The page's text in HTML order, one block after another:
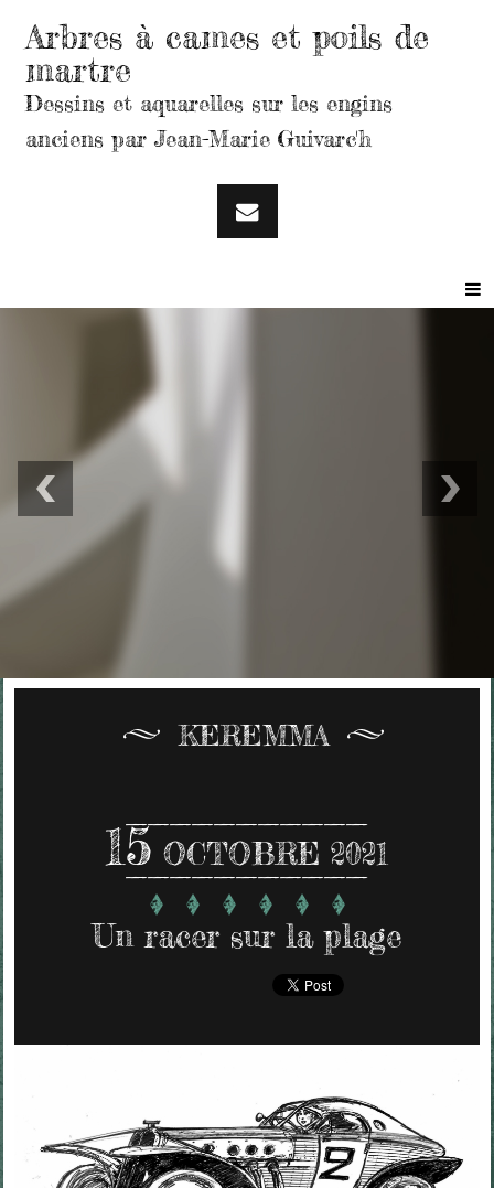
Arbres à cames et poils de
martre
Dessins et aquarelles sur les engins
anciens par Jean-Marie Guivarc'h
KEREMMA
15 OCTOBRE 2021
Un racer sur la plage